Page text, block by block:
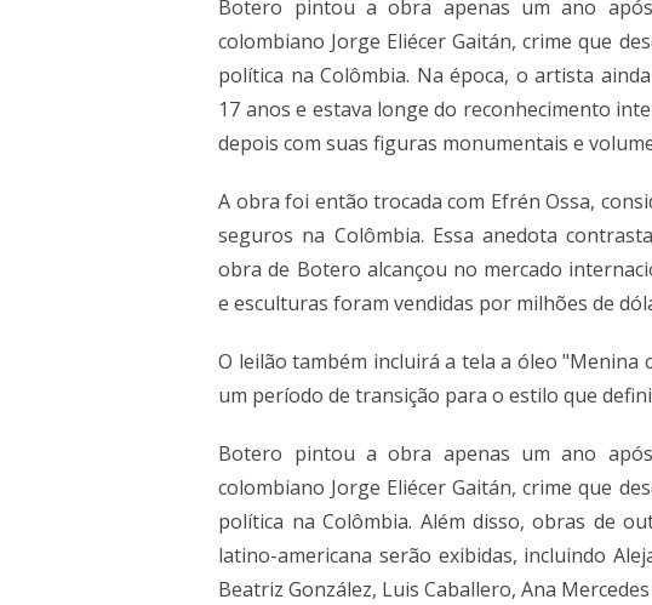
Botero pintou a obra apenas um ano
colombiano Jorge Eliécer Gaitán, crime que
política na Colômbia. Na época, o artista
17 anos e estava longe do reconhecimento
depois com suas figuras monumentais e
A obra foi então trocada com Efrén Ossa,
seguros na Colômbia. Essa anedota
obra de Botero alcançou no mercado
e esculturas foram vendidas por milhões de
O leilão também incluirá a tela a óleo "Menina
um período de transição para o estilo que
Botero pintou a obra apenas um ano
colombiano Jorge Eliécer Gaitán, crime que
política na Colômbia. Além disso, obras de
latino-americana serão exibidas, incluindo
Beatriz González, Luis Caballero, Ana